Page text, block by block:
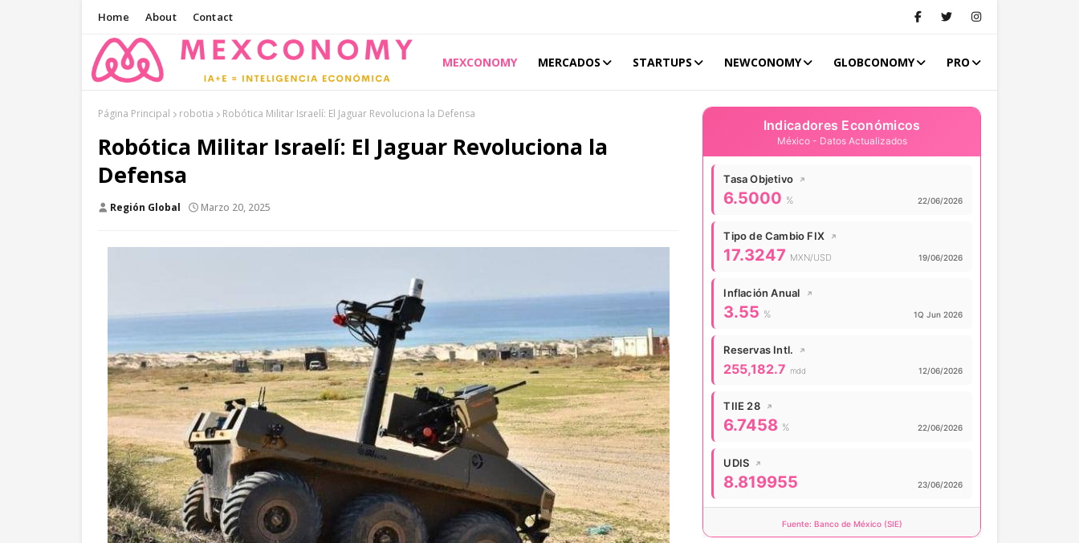
Home About Contact
MEXCONOMY MERCADOS STARTUPS NEWCONOMY GLOBCONOMY PRO
Página Principal robotia Robótica Militar Israelí: El Jaguar Revoluciona la Defensa
Robótica Militar Israelí: El Jaguar Revoluciona la
Defensa
Región Global Marzo 20, 2025
Indicadores Económicos
México - Datos Actualizados
Tasa Objetivo ↗
Valor actual:
6.5000 % Actualizado:
22/06/2026
Tipo de Cambio FIX ↗
Valor actual:
17.3247 MXN/USD Actualizado:
19/06/2026
Inflación Anual ↗
Valor actual:
3.55 % Actualizado:
1Q Jun 2026
Reservas Intl. ↗
Valor actual:
255,182.7 mdd Actualizado:
12/06/2026
TIIE 28 ↗
Valor actual:
6.7458 % Actualizado:
22/06/2026
UDIS ↗
Valor actual:
8.819955 Actualizado:
23/06/2026
Fuente: Banco de México (SIE)